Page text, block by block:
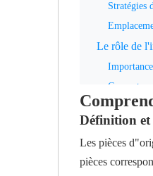
Stratégies
Le rôle de
Dans
Avantages
Définition et
Les pièces
pièces